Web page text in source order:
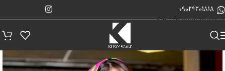
Skip to navigation
Skip to main content
09029201818